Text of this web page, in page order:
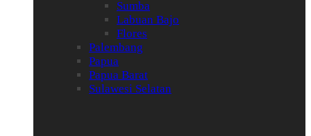
Sumba
Labuan Bajo
Flores
Palembang
Papua
Papua Barat
Sulawesi Selatan